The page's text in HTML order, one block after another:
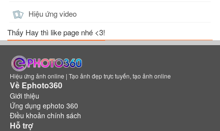
Hiệu ứng video
Thấy Hay thì like page nhé <3!
Hiệu ứng ảnh online | Tạo ảnh đẹp trực tuyến, tạo ảnh online
Về Ephoto360
Giới thiệu
Ứng dụng ephoto 360
Điều khoản chính sách
Hỗ trợ